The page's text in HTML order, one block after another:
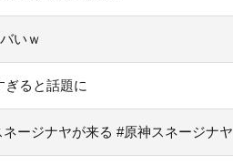
いｗ
ぎると話題に
ージナヤが来る #原神スネージナヤ